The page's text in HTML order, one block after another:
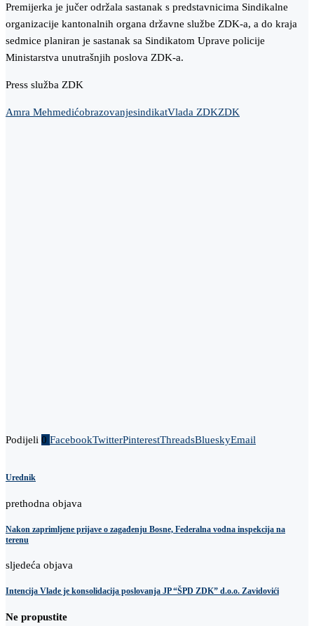
Premijerka je jučer održala sastanak s predstavnicima Sindikalne
organizacije kantonalnih organa državne službe ZDK-a, a do kraja
sedmice planiran je sastanak sa Sindikatom Uprave policije
Ministarstva unutrašnjih poslova ZDK-a.
Press služba ZDK
Amra MehmedićobrazovanjesindikatVlada ZDKZDK
Podijeli 0 FacebookTwitterPinterestThreadsBlueskyEmail
Urednik
prethodna objava
Nakon zaprimljene prijave o zagađenju Bosne, Federalna vodna inspekcija na
terenu
sljedeća objava
Intencija Vlade je konsolidacija poslovanja JP “ŠPD ZDK” d.o.o. Zavidovići
Ne propustite